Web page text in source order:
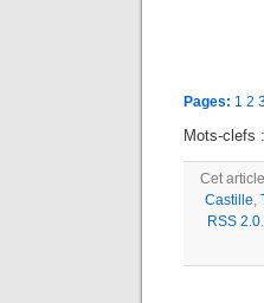
Pages: 1 2
Mots-clefs :
Cet
Castille,
RSS 2.0